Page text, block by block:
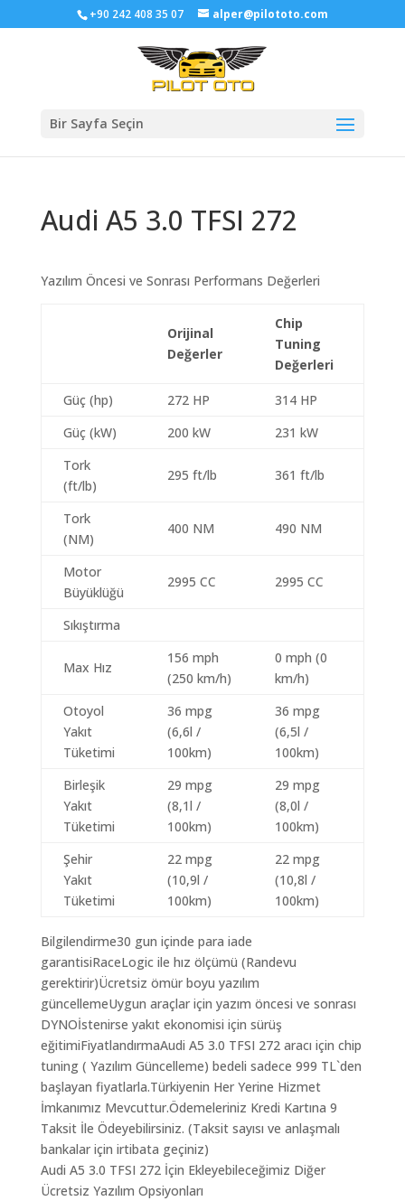
+90 242 408 35 07 alper@pilototo.com
Bir Sayfa Seçin
Audi A5 3.0 TFSI 272
Yazılım Öncesi ve Sonrası Performans Değerleri
Orijinal
Değerler
Chip
Tuning
Değerleri
Güç (hp) 272 HP
314 HP
Güç (kW)
200 kW
231 kW
Tork
(ft/lb)
295 ft/lb 361 ft/lb
Tork
(NM)
400 NM 490 NM
Motor
Büyüklüğü
2995 CC 2995 CC
Sıkıştırma
Max Hız
156 mph
(250 km/h)
0 mph (0
km/h)
Otoyol
Yakıt
Tüketimi
36 mpg
(6,6l /
100km)
36 mpg
(6,5l /
100km)
Birleşik
Yakıt
Tüketimi
29 mpg
(8,1l /
100km)
29 mpg
(8,0l /
100km)
Şehir
Yakıt
Tüketimi
22 mpg
(10,9l /
100km)
22 mpg
(10,8l /
100km)
Bilgilendirme30 gun içinde para iade
garantisiRaceLogic ile hız ölçümü (Randevu
gerektirir)Ücretsiz ömür boyu yazılım
güncellemeUygun araçlar için yazım öncesi ve sonrası
DYNOİstenirse yakıt ekonomisi için sürüş
eğitimiFiyatlandırmaAudi A5 3.0 TFSI 272 aracı için chip
tuning ( Yazılım Güncelleme) bedeli sadece 999 TL`den
başlayan fiyatlarla.Türkiyenin Her Yerine Hizmet
İmkanımız Mevcuttur.Ödemeleriniz Kredi Kartına 9
Taksit İle Ödeyebilirsiniz. (Taksit sayısı ve anlaşmalı
bankalar için irtibata geçiniz)
Audi A5 3.0 TFSI 272 İçin Ekleyebileceğimiz Diğer
Ücretsiz Yazılım Opsiyonları